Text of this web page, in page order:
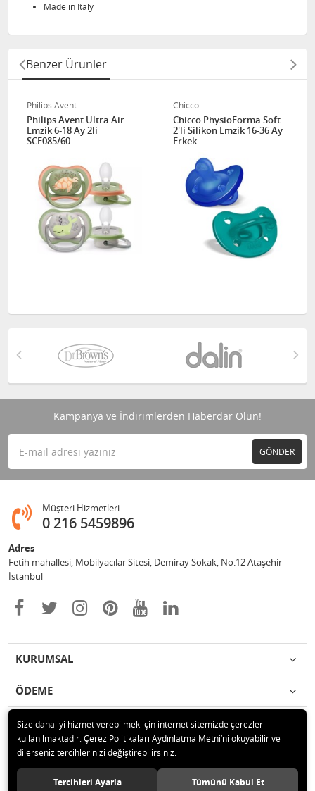
Made in Italy
Benzer Ürünler
Philips Avent
Philips Avent Ultra Air
Emzik 6-18 Ay 2li
SCF085/60
Chicco
Chicco PhysioForma Soft
2'li Silikon Emzik 16-36 Ay
Erkek
Kampanya ve İndirimlerden Haberdar Olun!
GÖNDER
Müşteri Hizmetleri
0 216 5459896
Adres
Fetih mahallesi, Mobilyacılar Sitesi, Demiray Sokak, No.12 Ataşehir-
İstanbul
KURUMSAL
ÖDEME
İLETİŞİM
© 2020 Leylek Mağazacılık Hizmetleri Ltd. Şti. Tüm hakları saklıdır.
Size daha iyi hizmet verebilmek için internet sitemizde çerezler
kullanılmaktadır. Çerez Politikaları Aydınlatma Metni’ni okuyabilir ve
dilerseniz tercihlerinizi değiştirebilirsiniz.
Tercihleri Ayarla Tümünü Kabul Et